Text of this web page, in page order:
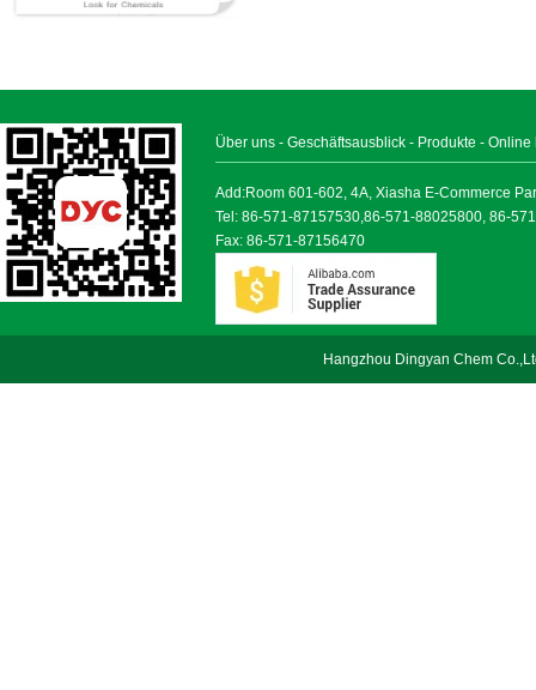
Über uns - Geschäftsausblick - Produkte - Online
Add:Room 601-602, 4A, Xiasha E-Commerce
Tel: 86-571-87157530,86-571-88025800, 86-
Fax: 86-571-87156470
Hangzhou Dingyan Chem